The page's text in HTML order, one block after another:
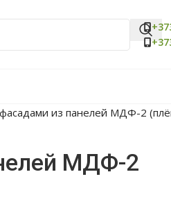
фасадами из панелей МДФ-2
МДФ-2